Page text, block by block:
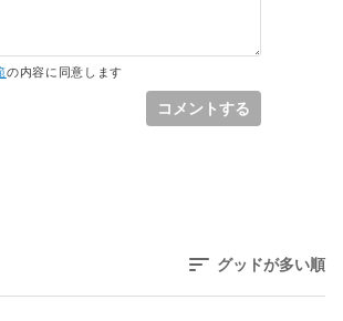
の内容に同意します
コメントする
グッドが多い順